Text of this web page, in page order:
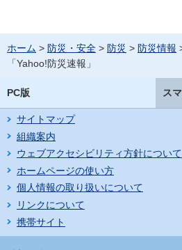
ホーム > 防災・安全 > 防災 > 防災情報
「Yahoo!防災速報」
PC版 ス
サイトマップ
組織案内
ウェブアクセシビリティ方針について
ホームページの使い方
個人情報の取り扱いについて
リンクについて
携帯サイト